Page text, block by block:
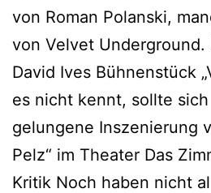
von Roman Polanski,
von Velvet
David Ives Bühnenstück
es nicht kennt, sollte
gelungene Inszenierung
Pelz“ im Theater Das
Kritik Noch haben nicht